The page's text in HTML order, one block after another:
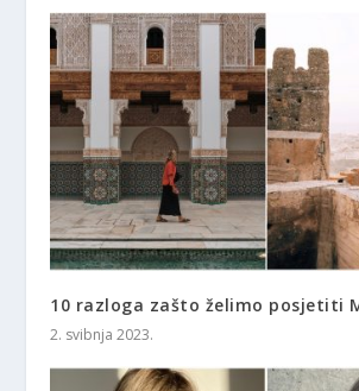
10 razloga zašto želimo posjetiti
2. svibnja 2023.